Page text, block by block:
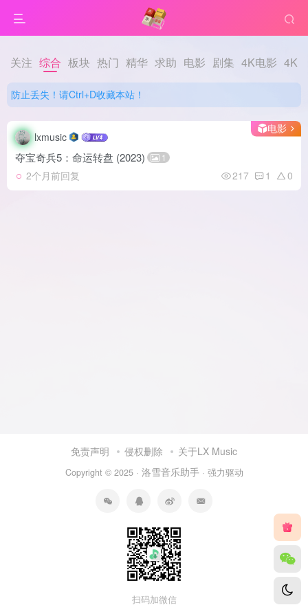
关注 综合 板块 热门 精华 求助 电影 剧集 4K电影 4K
防止丢失！请Ctrl+D收藏本站！
防止丢失！请Ctrl+D收藏本站！
电影
lxmusic
夺宝奇兵5：命运转盘 (2023) 1
2个月前回复 217 1 0
免责声明 侵权删除 关于LX Music
Copyright © 2025 · 洛雪音乐助手· 强力驱动
扫码加微信